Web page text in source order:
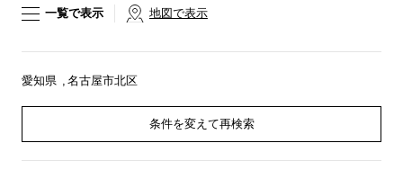
一覧で表示 地図で表示
愛知県 名古屋市北区
条件を変えて再検索